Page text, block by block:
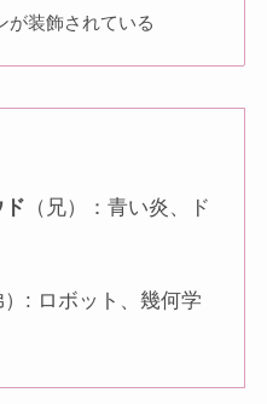
が装飾されている
ド （兄）：青い炎、ド
）: ロボット、幾何学